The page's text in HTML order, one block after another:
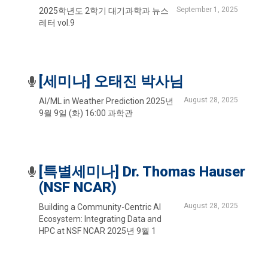
September 1, 2025
2025학년도 2학기 대기과학과 뉴스
레터 vol.9
[세미나] 오태진 박사님
August 28, 2025
AI/ML in Weather Prediction 2025년
9월 9일 (화) 16:00 과학관
[특별세미나] Dr. Thomas Hauser
(NSF NCAR)
August 28, 2025
Building a Community-Centric AI
Ecosystem: Integrating Data and
HPC at NSF NCAR 2025년 9월 1